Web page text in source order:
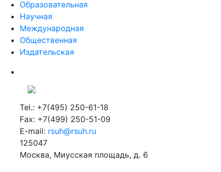
Образовательная
Научная
Международная
Общественная
Издательская
Tel.: +7(495) 250-61-18
Fax: +7(499) 250-51-09
E-mail: rsuh@rsuh.ru
125047
Москва, Миусская площадь, д. 6